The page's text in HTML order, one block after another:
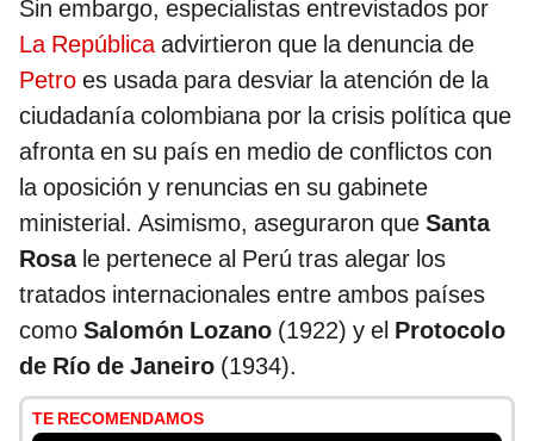
Sin embargo, especialistas entrevistados por
La Repúblicaadvirtieron que la denuncia de
Petro es usada para desviar la atención de la
ciudadanía colombiana por la crisis política que
afronta en su país en medio de conflictos con
la oposición y renuncias en su gabinete
ministerial. Asimismo, aseguraron que Santa
Rosale pertenece al Perú tras alegar los
tratados internacionales entre ambos países
como Salomón Lozano (1922) y el Protocolo
de Río de Janeiro (1934).
TE RECOMENDAMOS